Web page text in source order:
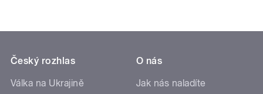
Český rozhlas
Válka na Ukrajině
O nás
Jak nás naladíte